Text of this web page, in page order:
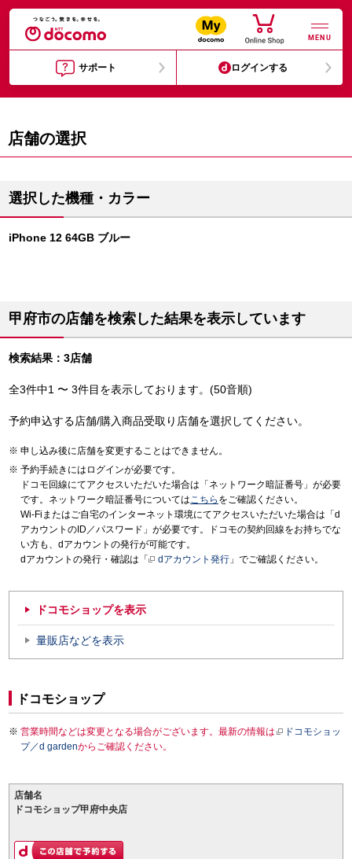
MENU
サポート ログインする
店舗の選択
選択した機種・カラー
iPhone 12 64GB ブルー
甲府市の店舗を検索した結果を表示しています
検索結果：3店舗
全3件中1 〜 3件目を表示しております。(50音順)
予約申込する店舗/購入商品受取り店舗を選択してください。
申し込み後に店舗を変更することはできません。
予約手続きにはログインが必要です。
ドコモ回線にてアクセスいただいた場合は「ネットワーク暗証番号」が必要
です。ネットワーク暗証番号についてはこちら をご確認ください。
Wi-Fiまたはご自宅のインターネット環境にてアクセスいただいた場合は「d
アカウントのID／パスワード」が必要です。ドコモの契約回線をお持ちでな
い方も、dアカウントの発行が可能です。
dアカウントの発行・確認は「
dアカウント発行 」でご確認ください。
ドコモショップを表示
量販店などを表示
ドコモショップ
営業時間などは変更となる場合がございます。最新の情報は
ドコモショッ
プ／d gardenからご確認ください。
店舗名
ドコモショップ甲府中央店